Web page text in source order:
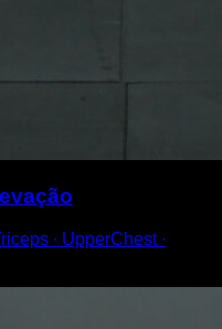
∙ UpperChest ∙